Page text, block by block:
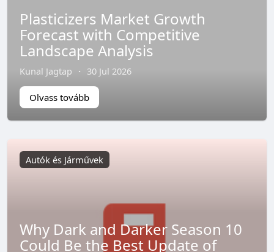
Plasticizers Market Growth
Forecast with Competitive
Landscape Analysis
Kunal Jagtap · 30 Jul 2026
Olvass tovább
Autók és Járművek
Why Dark and Darker Season 10
Could Be the Best Update of